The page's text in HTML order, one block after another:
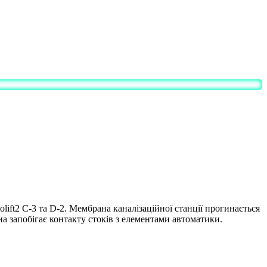
C-3 та D-2. Мембрана каналізаційної станції прогинається
контакту стоків з елементами автоматики.